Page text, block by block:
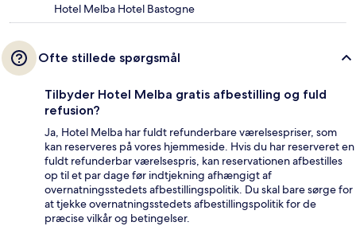
Hotel Melba Hotel Bastogne
Ofte stillede spørgsmål
Tilbyder Hotel Melba gratis afbestilling og fuld
refusion?
Ja, Hotel Melba har fuldt refunderbare værelsespriser, som
kan reserveres på vores hjemmeside. Hvis du har reserveret en
fuldt refunderbar værelsespris, kan reservationen afbestilles
op til et par dage før indtjekning afhængigt af
overnatningsstedets afbestillingspolitik. Du skal bare sørge for
at tjekke overnatningsstedets afbestillingspolitik for de
præcise vilkår og betingelser.